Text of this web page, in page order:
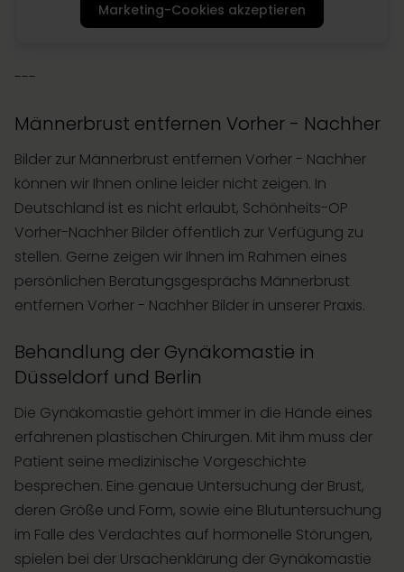
Marketing-Cookies akzeptieren
---
Männerbrust entfernen Vorher - Nachher
Bilder zur Männerbrust entfernen Vorher - Nachher
können wir Ihnen online leider nicht zeigen. In
Deutschland ist es nicht erlaubt, Schönheits-OP
Vorher-Nachher Bilder öffentlich zur Verfügung zu
stellen. Gerne zeigen wir Ihnen im Rahmen eines
persönlichen Beratungsgesprächs Männerbrust
entfernen Vorher - Nachher Bilder in unserer Praxis.
Behandlung der Gynäkomastie in
Düsseldorf und Berlin
Die Gynäkomastie gehört immer in die Hände eines
erfahrenen plastischen Chirurgen. Mit ihm muss der
Patient seine medizinische Vorgeschichte
besprechen. Eine genaue Untersuchung der Brust,
deren Größe und Form, sowie eine Blutuntersuchung
im Falle des Verdachtes auf hormonelle Störungen,
spielen bei der Ursachenklärung der Gynäkomastie